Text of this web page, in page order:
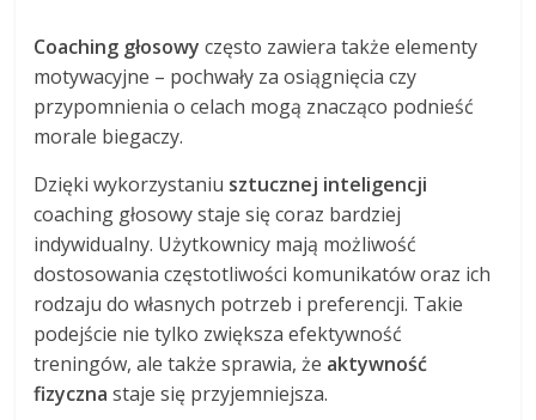
Coaching głosowy często zawiera także elementy
motywacyjne – pochwały za osiągnięcia czy
przypomnienia o celach mogą znacząco podnieść
morale biegaczy.
Dzięki wykorzystaniu sztucznej inteligencji
coaching głosowy staje się coraz bardziej
indywidualny. Użytkownicy mają możliwość
dostosowania częstotliwości komunikatów oraz ich
rodzaju do własnych potrzeb i preferencji. Takie
podejście nie tylko zwiększa efektywność
treningów, ale także sprawia, że aktywność
fizyczna staje się przyjemniejsza.